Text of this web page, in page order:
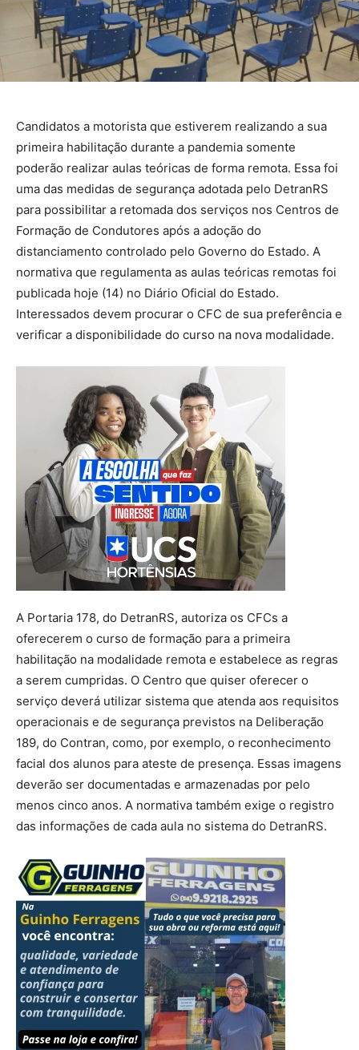
Candidatos a motorista que estiverem realizando a sua
primeira habilitação durante a pandemia somente
poderão realizar aulas teóricas de forma remota. Essa foi
uma das medidas de segurança adotada pelo DetranRS
para possibilitar a retomada dos serviços nos Centros de
Formação de Condutores após a adoção do
distanciamento controlado pelo Governo do Estado. A
normativa que regulamenta as aulas teóricas remotas foi
publicada hoje (14) no Diário Oficial do Estado.
Interessados devem procurar o CFC de sua preferência e
verificar a disponibilidade do curso na nova modalidade.
A Portaria 178, do DetranRS, autoriza os CFCs a
oferecerem o curso de formação para a primeira
habilitação na modalidade remota e estabelece as regras
a serem cumpridas. O Centro que quiser oferecer o
serviço deverá utilizar sistema que atenda aos requisitos
operacionais e de segurança previstos na Deliberação
189, do Contran, como, por exemplo, o reconhecimento
facial dos alunos para ateste de presença. Essas imagens
deverão ser documentadas e armazenadas por pelo
menos cinco anos. A normativa também exige o registro
das informações de cada aula no sistema do DetranRS.